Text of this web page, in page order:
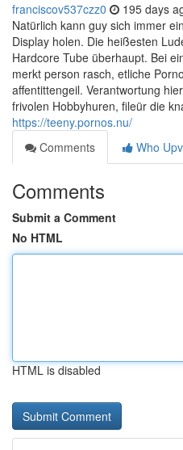
franciscov537czz0 195 days
Natürlich kann guy sich immer
Display holen. Die heißesten
Hardcore Tube überhaupt. Bei
merkt person rasch, etliche
affentittengeil. Verantwortung
frivolen Hobbyhuren, fileür die
https://teeny.pornos.nu/
Comments
Who
Comments
Submit a Comment
No HTML
HTML is disabled